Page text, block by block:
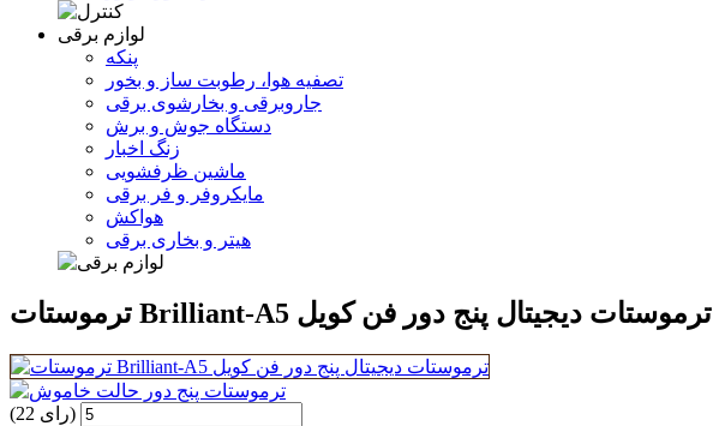
لوازم برقی
پنکه
تصفیه هوا، رطوبت ساز و بخور
جاروبرقی و بخارشوی برقی
دستگاه جوش و برش
زنگ اخبار
ماشین ظرفشویی
مایکروفر و فر برقی
هواکش
هیتر و بخاری برقی
ترموستات Brilliant-A5 ترموستات دیجیتال پنج دور فن کویل
(22 رای)